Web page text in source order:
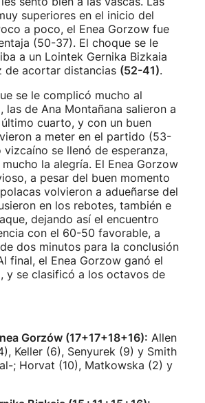
superiores en el inicio del
a poco, el Enea Gorzow fue
(50-37). El choque se le
a un Lointek Gernika Bizkaia
de acortar distancias (52-41).
se le complicó mucho al
las de Ana Montañana salieron a
cuarto, y con un buen
a meter en el partido (53-
vizcaíno se llenó de esperanza,
la alegría. El Enea Gorzow
a pesar del buen momento
volvieron a adueñarse del
en los rebotes, también e
dejando así el encuentro
con el 60-50 favorable, a
dos minutos para la conclusión
final, el Enea Gorzow ganó el
, y se clasificó a los octavos de
Gorzów (17+17+18+16): Allen
Keller (6), Senyurek (9) y Smith
; Horvat (10), Matkowska (2) y